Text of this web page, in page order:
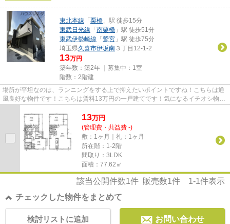
東北本線 「 栗橋 」駅 徒歩15分
東武日光線 「 南栗橋 」駅 徒歩51分
東武伊勢崎線 「 鷲宮 」駅 徒歩75分
埼玉県久喜市伊坂南 ３丁目12-1-2
13万円
築年数：築2年 ｜募集中： 1室
階数：2階建
場所が平坦なのは、ランニングをする上で抑えたいポイントですね！こちらは通
風良好な物件です！こちらは賃料13万円の一戸建てです！気になるイチオシ物件
13万円
(管理費・共益費 -)
敷：1ヶ月｜礼：1ヶ月
所在階：1-2階
間取り：3LDK
面積：77.62㎡
該当公開件数1件 販売数1件 1-1件表示
チェックした物件をまとめて
お問い合わせ
検討リストに追加